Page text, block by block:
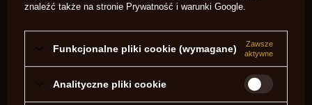
OPINIE O SPRĘŻYNA GŁÓWNA SHARPS -
PEDERSOLI 10A
5.00
znaleźć także na stronie Prywatność i warunki Google
Funkcjonalne pliki cookie (wymagane)
Zawsze
aktywne
Analityczne pliki cookie